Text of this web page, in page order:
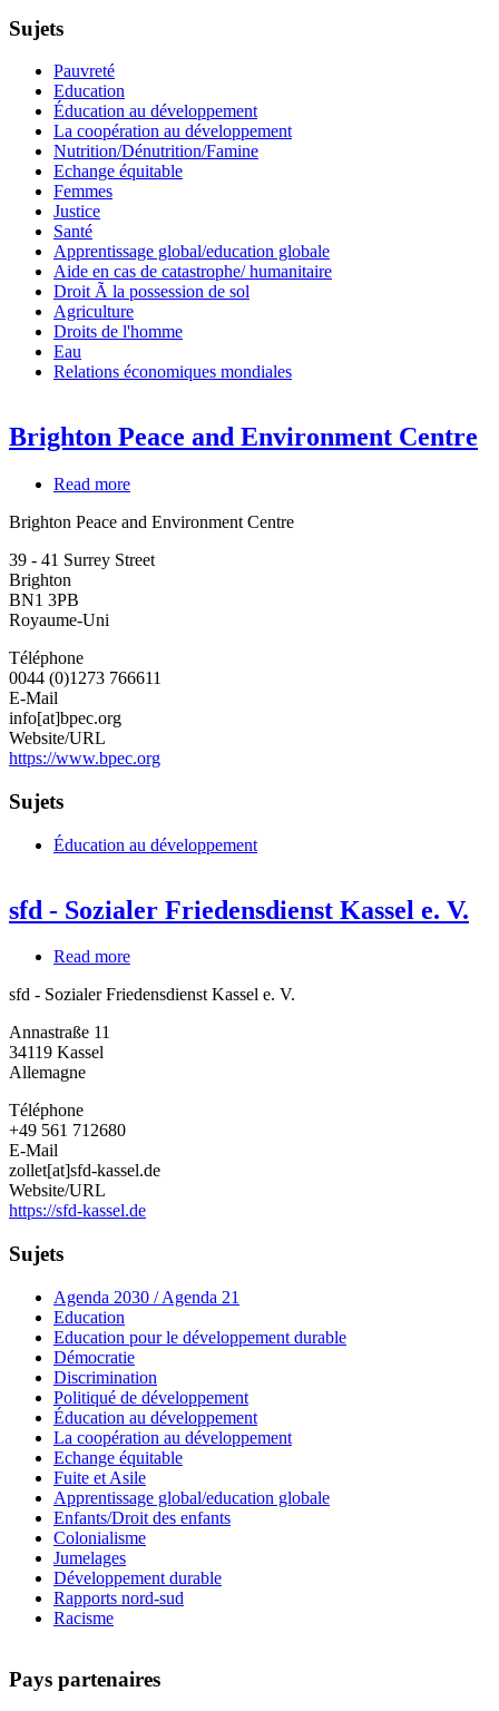
Sujets
Pauvreté
Education
Éducation au développement
La coopération au développement
Nutrition/Dénutrition/Famine
Echange équitable
Femmes
Justice
Santé
Apprentissage global/education globale
Aide en cas de catastrophe/ humanitaire
Droit Ã la possession de sol
Agriculture
Droits de l'homme
Eau
Relations économiques mondiales
Brighton Peace and Environment Centre
Read more
Peace
Environment
Brighton Peace and Environment Centre
39 - 41 Surrey Street
Brighton
BN1 3PB
Royaume-Uni
Téléphone
0044 (0)1273 766611
E-Mail
info[at]bpec.org
Website/URL
https://www.bpec.org
Sujets
Éducation au développement
sfd - Sozialer Friedensdienst Kassel e. V.
Read more
-
sfd - Sozialer Friedensdienst Kassel e. V.
Annastraße 11
34119 Kassel
Allemagne
Téléphone
+49 561 712680
E-Mail
zollet[at]sfd-kassel.de
Website/URL
https://sfd-kassel.de
Sujets
Agenda 2030 / Agenda 21
Education
Education pour le développement durable
Démocratie
Discrimination
Politiqué de développement
Éducation au développement
La coopération au développement
Echange équitable
Fuite et Asile
Apprentissage global/education globale
Enfants/Droit des enfants
Colonialisme
Jumelages
Développement durable
Rapports nord-sud
Racisme
Pays partenaires